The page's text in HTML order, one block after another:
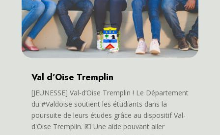
Val d’Oise Tremplin
[JEUNESSE] Val-d’Oise Tremplin ! Le Département
du #Valdoise soutient les étudiants dans la
poursuite de leurs études grâce au dispositif Val-
d'Oise Tremplin. 💶 Une aide pouvant aller